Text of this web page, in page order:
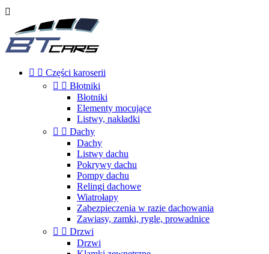

  Części karoserii
  Błotniki
Błotniki
Elementy mocujące
Listwy, nakładki
  Dachy
Dachy
Listwy dachu
Pokrywy dachu
Pompy dachu
Relingi dachowe
Wiatrołapy
Zabezpieczenia w razie dachowania
Zawiasy, zamki, rygle, prowadnice
  Drzwi
Drzwi